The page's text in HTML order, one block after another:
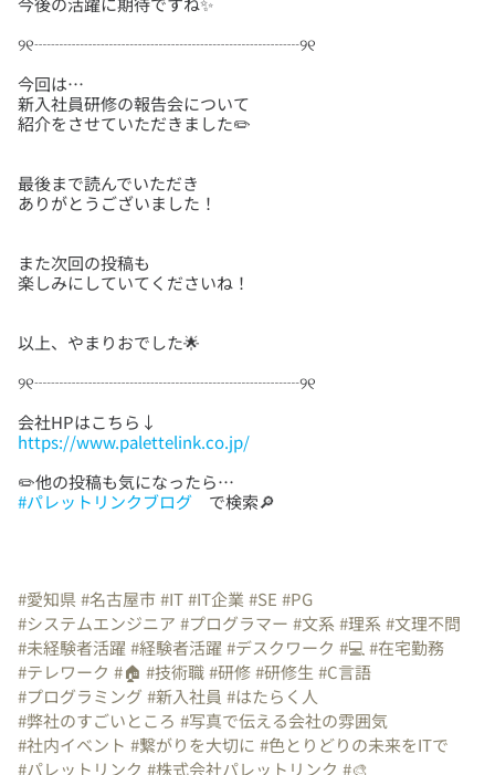
今回は…
新入社員研修の報告会について
最後まで読んでいただき
また次回の投稿も
https://www.palettelink.co.jp/
#パレットリンクブログ で検索🔎
#愛知県#名古屋市 #IT#IT企業 #SE #PG
#システムエンジニア #プログラマー #文系 #理系 #文理不問
#未経験者活躍 #経験者活躍 #デスクワーク #💻 #在宅勤務
#テレワーク #🏠 #技術職#研修#研修生 #C言語
#プログラミング #新入社員 #はたらく人
#弊社のすごいところ #写真で伝える会社の雰囲気
#社内イベント #繋がりを大切に #色とりどりの未来をITで
#パレットリンク #株式会社パレットリンク #🎨